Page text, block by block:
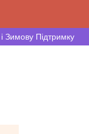
Зимову Підтримку